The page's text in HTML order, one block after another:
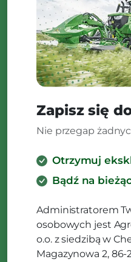
Zapisz się
Nie przegap
Otrzymuj
Bądź na
Administratorem
osobowych jest
o.o. z siedzibą w
Magazynowa 2, 86-